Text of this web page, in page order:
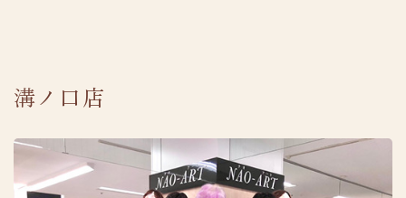
採用情報
プライバシーポリシー
溝ノ口店